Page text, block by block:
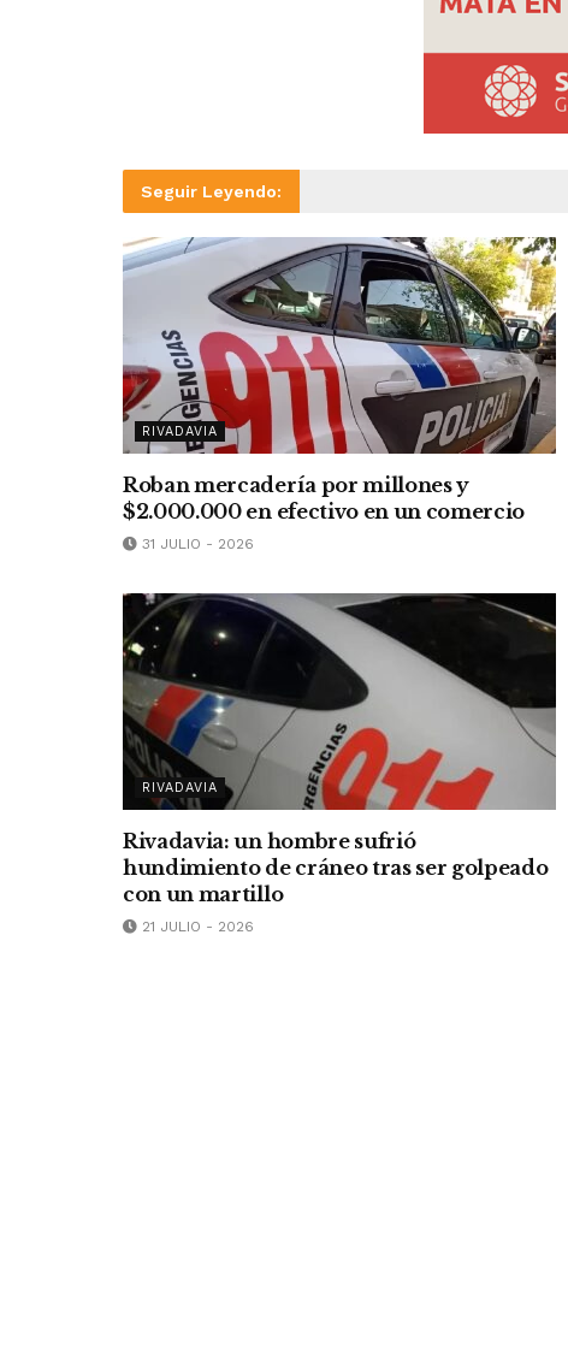
Seguir Leyendo:
RIVADAVIA
Roban mercadería por millones y
$2.000.000 en efectivo en un comercio
31 JULIO - 2026
RIVADAVIA
Rivadavia: un hombre sufrió
hundimiento de cráneo tras ser golpeado
con un martillo
21 JULIO - 2026